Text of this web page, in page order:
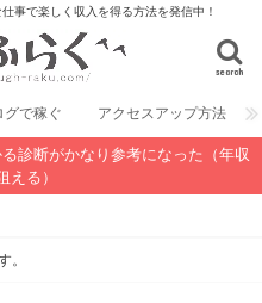
事で楽しく収入を得る方法を発信中！
search
グで稼ぐ アクセスアップ方法
診断がかなり参考になった（年収
える）
。